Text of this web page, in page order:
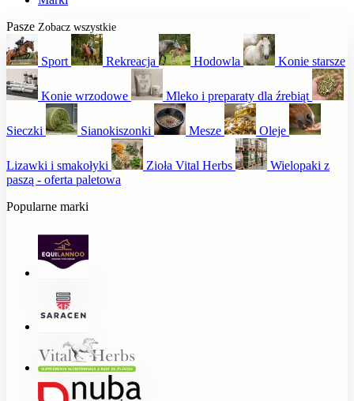
Pasze Zobacz wszystkie
Sport Rekreacja Hodowla Konie starsze
Konie wrzodowe Mleko i preparaty dla źrebiąt
Sieczki Sianokiszonki Mesze Oleje
Lizawki i smakołyki Zioła Vital Herbs
Wielopaki z
paszą - oferta paletowa
Popularne marki